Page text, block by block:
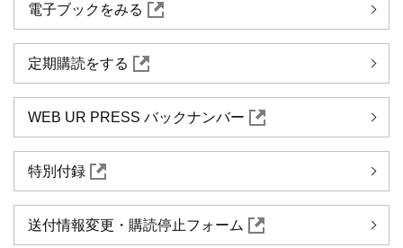
電子ブックをみる
定期購読をする
WEB UR PRESS バックナンバー
特別付録
送付情報変更・購読停止フォーム